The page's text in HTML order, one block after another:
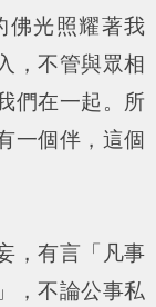
佛光照耀著我
，不管與眾相
們在一起。所
一個伴，這個
有言「 凡事
」，不論公事私